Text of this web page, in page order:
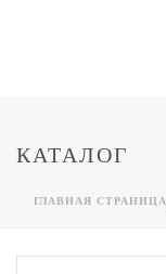
КАТАЛОГ
ГЛАВНАЯ СТРАНИЦА